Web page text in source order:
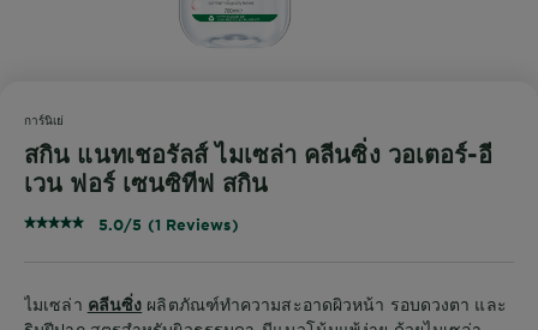
การ์นิเย่
สกิน แนทเชอรัลส์ ไมเซล่า คลีนซิ่ง วอเตอร์-อี
เวน ฟอร์ เซนซิทีฟ สกิน
5.0/5 (1 Reviews)
ไมเซล่า คลีนซิ่ง ผลิตภัณฑ์ทำความสะอาดผิวหน้า รอบดวงตา และ